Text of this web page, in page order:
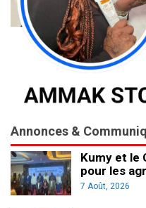
Annonces &
Kumy et le
pour les
7 Août, 2026